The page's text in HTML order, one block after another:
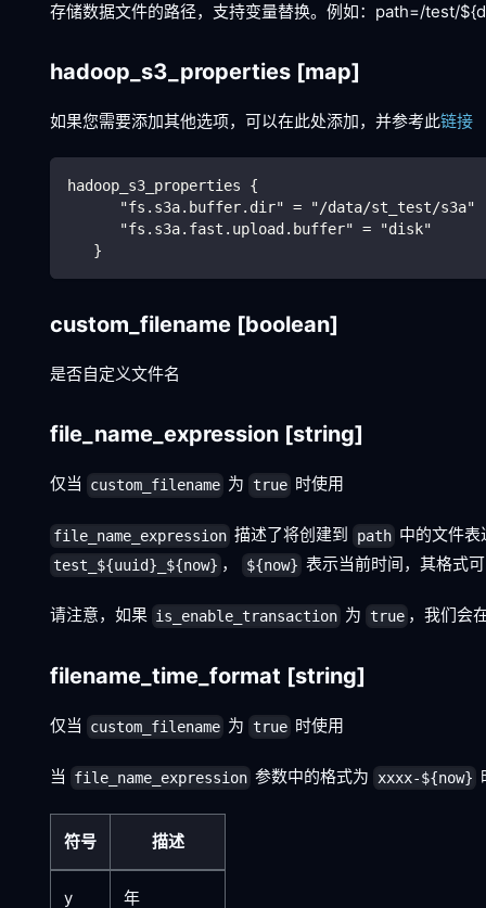
存储数据文件的路径，支持变量替换。例如：path=/test/
hadoop_s3_properties [map]
如果您需要添加其他选项，可以在此处添加，并参考此链接
hadoop_s3_properties {
      "fs.s3a.buffer.dir" = "/data/st_test/s3a"
      "fs.s3a.fast.upload.buffer" = "disk"
   }
custom_filename [boolean]
是否自定义文件名
file_name_expression [string]
仅当 custom_filename 为 true 时使用
file_name_expression 描述了将创建到 path 中的文件
test_${uuid}_${now} ， ${now} 表示当前时间，其格式
请注意，如果 is_enable_transaction 为 true ，我们会
filename_time_format [string]
仅当 custom_filename 为 true 时使用
当 file_name_expression 参数中的格式为 xxxx-${now}
符号 描述
y 年